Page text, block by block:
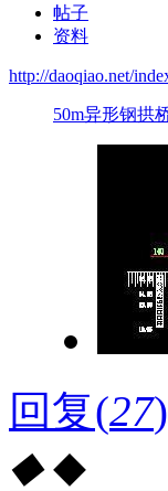
帖子
资料
http://daoqiao.net/
50m异形钢拱
回复(27)
◆ ◆